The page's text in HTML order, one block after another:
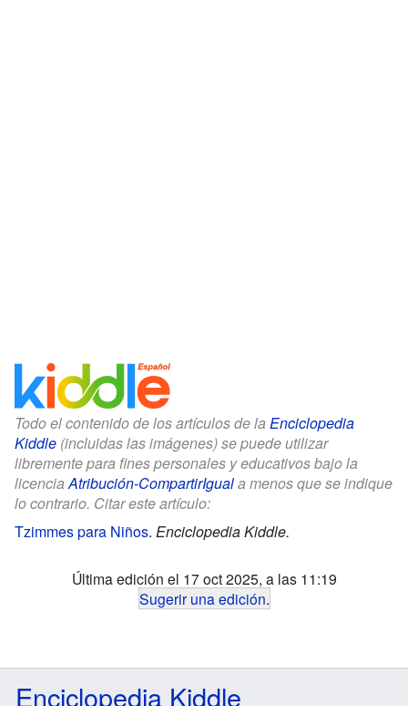
Todo el contenido de los artículos de la Enciclopedia
Kiddle (incluidas las imágenes) se puede utilizar
libremente para fines personales y educativos bajo la
licencia Atribución-CompartirIguala menos que se indique
lo contrario. Citar este artículo:
Tzimmes para Niños. Enciclopedia Kiddle.
Última edición el 17 oct 2025, a las 11:19
Sugerir una edición.
Enciclopedia Kiddle